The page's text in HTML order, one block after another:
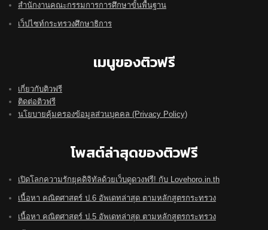
สำนักงานคณะกรรมการการศึกษาขั้นพื้นฐาน
เว็ปไซท์กระทรวงศึกษาธิการ
เมนูของติวฟรี
เกี่ยวกับติวฟรี
ติดต่อติวฟรี
นโยบายคุ้มครองข้อมูลส่วนบุคคล (Privacy Policy)
โพสต์ล่าสุดของติวฟรี
เปิดโลกความรักยุคดิจิทัลด้วยเว็บดูดวงฟรี! กับ Lovehoro.in.th
เนื้อหา คณิตศาสตร์ ป.6 อัพเดทล่าสุด ตามหลักสูตรกระทรวง
เนื้อหา คณิตศาสตร์ ป.5 อัพเดทล่าสุด ตามหลักสูตรกระทรวง